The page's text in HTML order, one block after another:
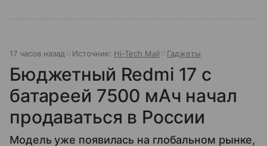
17 часов назад Источник: Hi-Tech Mail Гаджеты
Бюджетный Redmi 17 с
батареей 7500 мАч начал
продаваться в России
Модель уже появилась на глобальном рынке,